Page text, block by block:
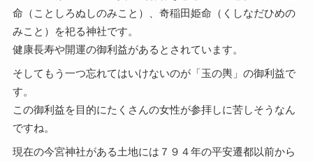
命（ことしろぬしのみこと）、奇稲田姫命（くしなだひめの
みこと）を祀る神社です。
健康長寿や開運の御利益があるとされています。
そしてもう一つ忘れてはいけないのが「玉の輿」の御利益で
す。
この御利益を目的にたくさんの女性が参拝しに苦しそうなん
ですね。
現在の今宮神社がある土地には７９４年の平安遷都以前から